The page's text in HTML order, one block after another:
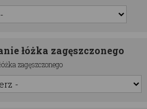
łóżka zagęszczonego
zagęszczonego